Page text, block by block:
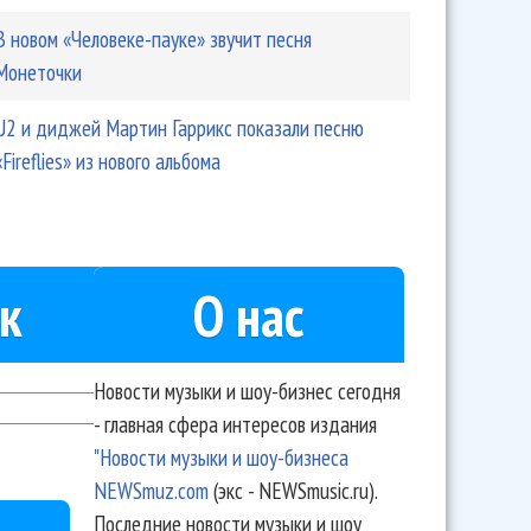
новом «Человеке-пауке» звучит песня
и диджей Мартин Гаррикс показали песню
из нового альбома
О нас
Новости музыки и шоу-бизнес сегодня
- главная сфера интересов издания
"Новости музыки и шоу-бизнеса
NEWSmuz.com(экс - NEWSmusic.ru).
Последние новости музыки и шоу